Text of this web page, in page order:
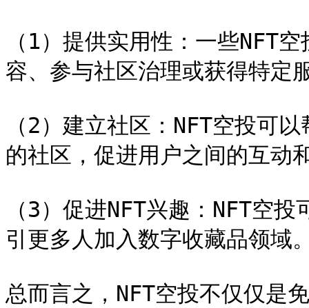
（1）提供实用性：一些NFT
容、参与社区治理或获得特定
（2）建立社区：NFT空投可
的社区，促进用户之间的互动
（3）促进NFT兴趣：NFT空
引更多人加入数字收藏品领域
总而言之，NFT空投不仅仅是